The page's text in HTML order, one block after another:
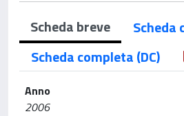
Scheda breve
Scheda
Scheda completa (DC)
Anno
2006